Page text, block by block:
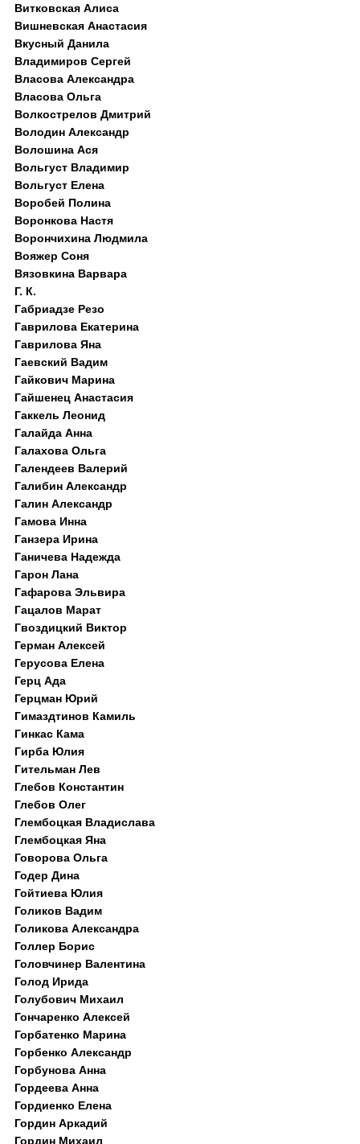
Витковская Алиса
Вишневская Анастасия
Вкусный Данила
Владимиров Сергей
Власова Александра
Власова Ольга
Волкострелов Дмитрий
Володин Александр
Волошина Ася
Вольгуст Владимир
Вольгуст Елена
Воробей Полина
Воронкова Настя
Ворончихина Людмила
Вояжер Соня
Вязовкина Варвара
Г. К.
Габриадзе Резо
Гаврилова Екатерина
Гаврилова Яна
Гаевский Вадим
Гайкович Марина
Гайшенец Анастасия
Гаккель Леонид
Галайда Анна
Галахова Ольга
Галендеев Валерий
Галибин Александр
Галин Александр
Гамова Инна
Ганзера Ирина
Ганичева Надежда
Гарон Лана
Гафарова Эльвира
Гацалов Марат
Гвоздицкий Виктор
Герман Алексей
Герусова Елена
Герц Ада
Герцман Юрий
Гимаздтинов Камиль
Гинкас Кама
Гирба Юлия
Гительман Лев
Глебов Константин
Глебов Олег
Глембоцкая Владислава
Глембоцкая Яна
Говорова Ольга
Годер Дина
Гойтиева Юлия
Голиков Вадим
Голикова Александра
Голлер Борис
Головчинер Валентина
Голод Ирида
Голубович Михаил
Гончаренко Алексей
Горбатенко Марина
Горбенко Александр
Горбунова Анна
Гордеева Анна
Гордиенко Елена
Гордин Аркадий
Гордин Михаил